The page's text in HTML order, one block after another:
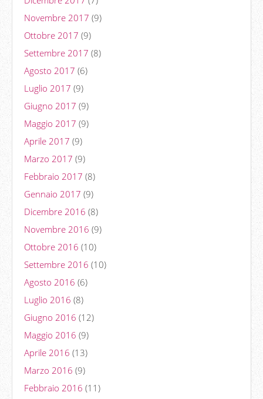
Novembre 2017 (9)
Ottobre 2017 (9)
Settembre 2017 (8)
Agosto 2017 (6)
Luglio 2017 (9)
Giugno 2017 (9)
Maggio 2017 (9)
Aprile 2017 (9)
Marzo 2017 (9)
Febbraio 2017 (8)
Gennaio 2017 (9)
Dicembre 2016 (8)
Novembre 2016 (9)
Ottobre 2016 (10)
Settembre 2016 (10)
Agosto 2016 (6)
Luglio 2016 (8)
Giugno 2016 (12)
Maggio 2016 (9)
Aprile 2016 (13)
Marzo 2016 (9)
Febbraio 2016 (11)